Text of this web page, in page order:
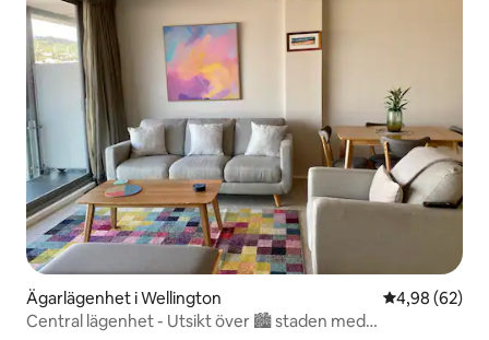
Ägarlägenhet i Wellington 4,98 av 5 i
4,98 (62)
Central lägenhet - Utsikt över 🏙 staden med